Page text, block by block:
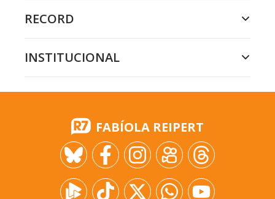
RECORD
INSTITUCIONAL
FABÍOLA REIPERT